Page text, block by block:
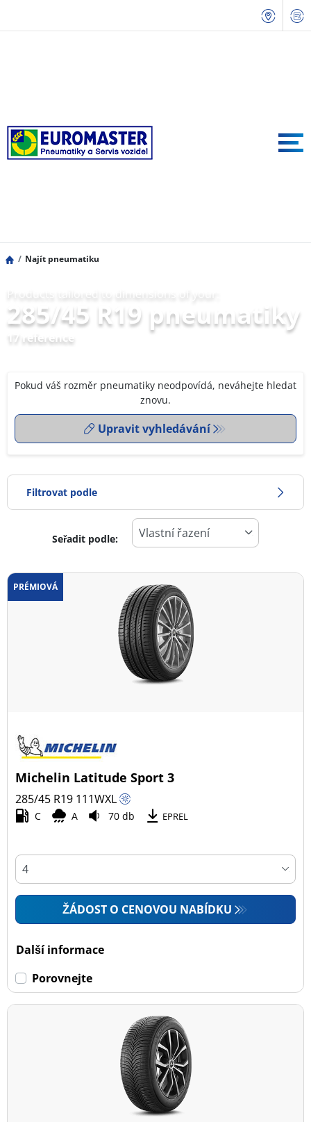
Najít pneumatiku
285/45 R19 pneumatiky
17 reference
Pokud váš rozměr pneumatiky neodpovídá, neváhejte hledat
znovu.
Upravit vyhledávání
Filtrovat podle
Typ pneumatiky
Všechny typy (17)
Typ vozidla
Všechny typy (17)
Osobní vůz (9)
4x4 (8)
Zemědělská technika (0)
Dojezdové
Dojezdové (7)
Ne dojezdové (17)
Seřadit podle:
PRÉMIOVÁ
Michelin Latitude Sport 3
285/45 R19 111WXL
C A 70 db EPREL
ŽÁDOST O CENOVOU NABÍDKU
Další informace
Porovnejte